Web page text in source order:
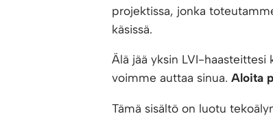
projektissa, jonka
käsissä.
Älä jää yksin LVI-haasteittesi
voimme auttaa sinua. Aloita
Tämä sisältö on luotu